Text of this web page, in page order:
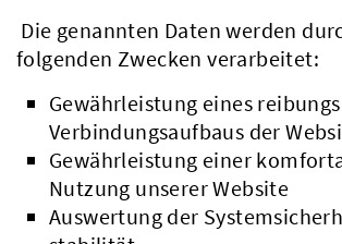
Die genannten Daten werden
folgenden Zwecken verarbeitet:
Gewährleistung eines
Verbindungsaufbaus der
Gewährleistung einer
Nutzung unserer Website
Auswertung der